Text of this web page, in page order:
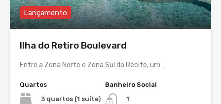
Lançamento
Ilha do Retiro Boulevard
Entre a Zona Norte e Zona Sul do Recife, um…
Quartos
3 quartos (1 suíte)
Banheiro Social
1